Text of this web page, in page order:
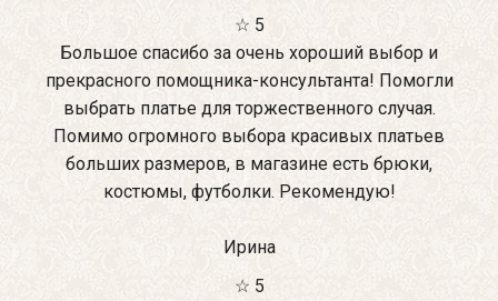
☆ 5
Большое спасибо за очень хороший выбор и
прекрасного помощника-консультанта! Помогли
выбрать платье для торжественного случая.
Помимо огромного выбора красивых платьев
больших размеров, в магазине есть брюки,
костюмы, футболки. Рекомендую!
Ирина
☆ 5